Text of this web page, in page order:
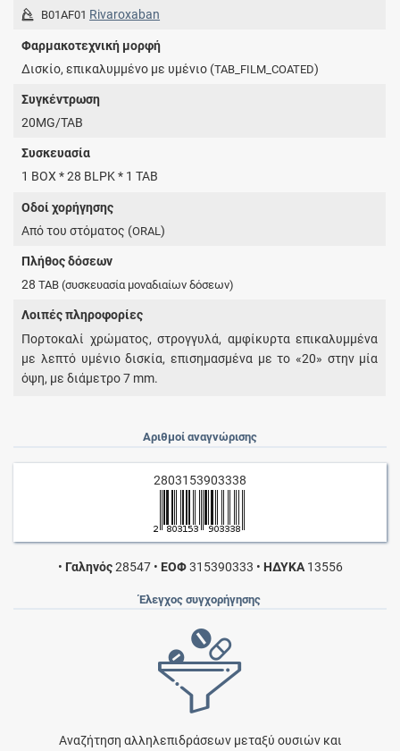
B01AF01 Rivaroxaban
Φαρμακοτεχνική μορφή
Δισκίο, επικαλυμμένο με υμένιο (TAB_FILM_COATED)
Συγκέντρωση
20MG/TAB
Συσκευασία
1 BOX * 28 BLPK * 1 TAB
Οδοί χορήγησης
Από του στόματος (ORAL )
Πλήθος δόσεων
28TAB (συσκευασία μοναδιαίων δόσεων)
Λοιπές πληροφορίες
Πορτοκαλί χρώματος, στρογγυλά, αμφίκυρτα επικαλυμμένα
με λεπτό υμένιο δισκία, επισημασμένα με το «20» στην μία
όψη, με διάμετρο 7 mm.
Αριθμοί αναγνώρισης
2803153903338
• Γαληνός28547 • ΕΟΦ315390333 • ΗΔΥΚΑ13556
Έλεγχος συγχορήγησης
Αναζήτηση αλληλεπιδράσεων μεταξύ ουσιών και